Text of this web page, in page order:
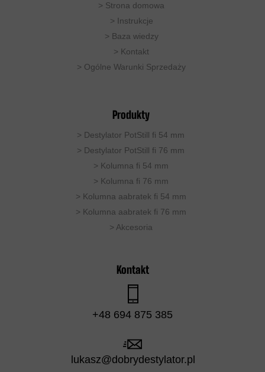
lukasz@dobrydestylator.pl
+48 694 875 385
Kontakt
Produkty
> Destylator PotStill fi 54 mm
> Destylator PotStill fi 76 mm
> Kolumna fi 54 mm
> Kolumna fi 76 mm
> Kolumna aabratek fi 54 mm
> Kolumna aabratek fi 76 mm
> Akcesoria
> Strona domowa
> Instrukcje
> Baza wiedzy
> Kontakt
> Ogólne Warunki Sprzedaży